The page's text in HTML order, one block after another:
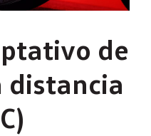
de
distancia